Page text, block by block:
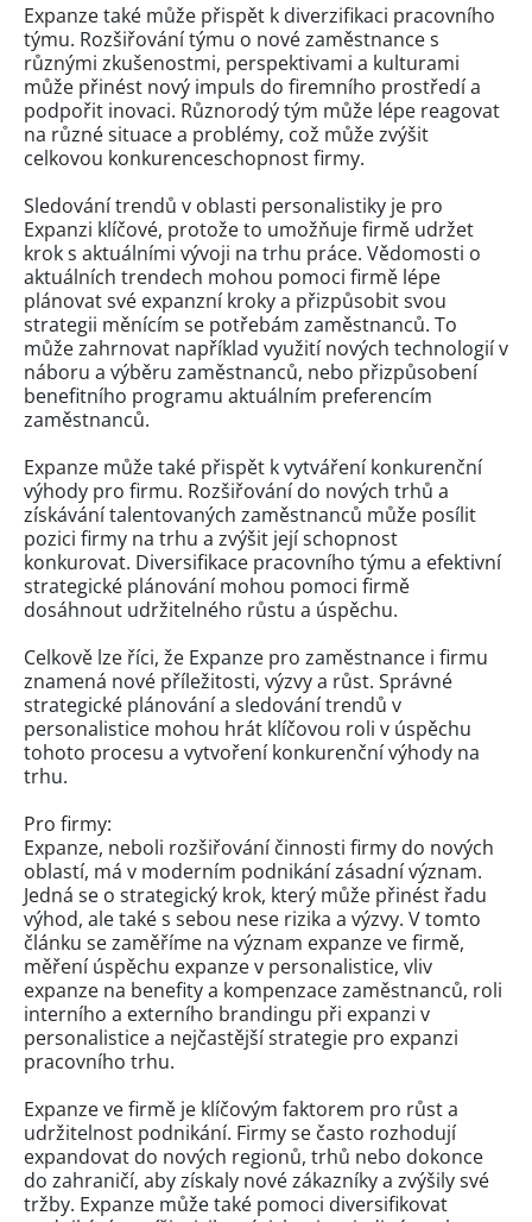
Expanze také může přispět k diverzifikaci pracovního
týmu. Rozšiřování týmu o nové zaměstnance s
různými zkušenostmi, perspektivami a kulturami
může přinést nový impuls do firemního prostředí a
podpořit inovaci. Různorodý tým může lépe reagovat
na různé situace a problémy, což může zvýšit
celkovou konkurenceschopnost firmy.
Sledování trendů v oblasti personalistiky je pro
Expanzi klíčové, protože to umožňuje firmě udržet
krok s aktuálními vývoji na trhu práce. Vědomosti o
aktuálních trendech mohou pomoci firmě lépe
plánovat své expanzní kroky a přizpůsobit svou
strategii měnícím se potřebám zaměstnanců. To
může zahrnovat například využití nových technologií v
náboru a výběru zaměstnanců, nebo přizpůsobení
benefitního programu aktuálním preferencím
zaměstnanců.
Expanze může také přispět k vytváření konkurenční
výhody pro firmu. Rozšiřování do nových trhů a
získávání talentovaných zaměstnanců může posílit
pozici firmy na trhu a zvýšit její schopnost
konkurovat. Diversifikace pracovního týmu a efektivní
strategické plánování mohou pomoci firmě
dosáhnout udržitelného růstu a úspěchu.
Celkově lze říci, že Expanze pro zaměstnance i firmu
znamená nové příležitosti, výzvy a růst. Správné
strategické plánování a sledování trendů v
personalistice mohou hrát klíčovou roli v úspěchu
tohoto procesu a vytvoření konkurenční výhody na
trhu.
Pro firmy:
Expanze, neboli rozšiřování činnosti firmy do nových
oblastí, má v moderním podnikání zásadní význam.
Jedná se o strategický krok, který může přinést řadu
výhod, ale také s sebou nese rizika a výzvy. V tomto
článku se zaměříme na význam expanze ve firmě,
měření úspěchu expanze v personalistice, vliv
expanze na benefity a kompenzace zaměstnanců, roli
interního a externího brandingu při expanzi v
personalistice a nejčastější strategie pro expanzi
pracovního trhu.
Expanze ve firmě je klíčovým faktorem pro růst a
udržitelnost podnikání. Firmy se často rozhodují
expandovat do nových regionů, trhů nebo dokonce
do zahraničí, aby získaly nové zákazníky a zvýšily své
tržby. Expanze může také pomoci diversifikovat